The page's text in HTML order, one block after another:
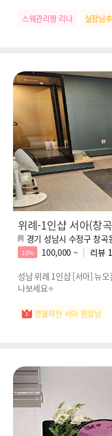
스웨관리짱 리나 실장님
위례-1인샵 서아(창
경기 성남시 수정구 창
10% 100,000 ~ 리뷰
성남 위례 1인샵 [서아] 뉴
나보세요⭐
명불허전 서아 원장님